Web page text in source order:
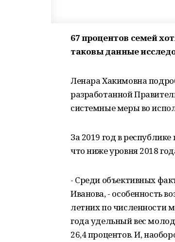
67 процентов семей
таковы данные
Ленара Хакимовна
разработанной
системные меры во
За 2019 год в
что ниже уровня 2018
- Среди объективных
Иванова, - особенность
летних по численности
года удельный вес
26,4 процентов. И,